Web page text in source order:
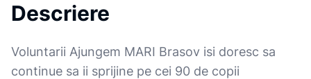
Descriere
Voluntarii Ajungem MARI Brasov isi doresc sa
continue sa ii sprijine pe cei 90 de copii